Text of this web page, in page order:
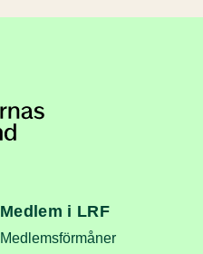
Medlem i LRF
Medlemsförmåner